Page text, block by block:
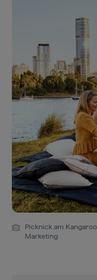
Picknick am
Marketing